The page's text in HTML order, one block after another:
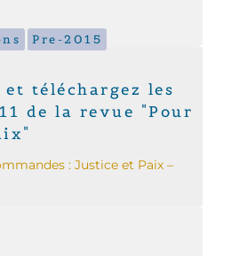
Pre-2015
et téléchargez les
de la revue "Pour
: Justice et Paix –